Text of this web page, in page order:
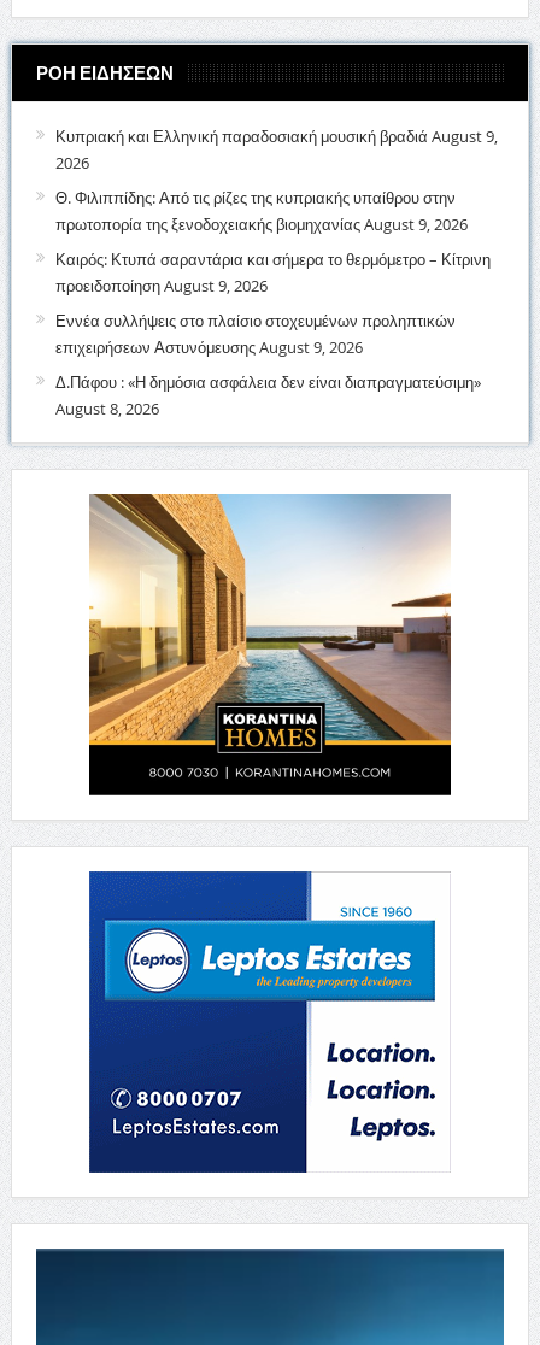
ΡΟΗ ΕΙΔΗΣΕΩΝ
Κυπριακή και Ελληνική παραδοσιακή μουσική βραδιά August 9,
2026
Θ. Φιλιππίδης: Από τις ρίζες της κυπριακής υπαίθρου στην
πρωτοπορία της ξενοδοχειακής βιομηχανίαςAugust 9, 2026
Καιρός: Κτυπά σαραντάρια και σήμερα το θερμόμετρο – Κίτρινη
προειδοποίησηAugust 9, 2026
Εννέα συλλήψεις στο πλαίσιο στοχευμένων προληπτικών
επιχειρήσεων ΑστυνόμευσηςAugust 9, 2026
Δ.Πάφου : «Η δημόσια ασφάλεια δεν είναι διαπραγματεύσιμη»
August 8, 2026